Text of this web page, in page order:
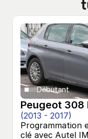
Débutant
Peugeot 308
(2013 - 2017)
Programmation
clé avec Autel